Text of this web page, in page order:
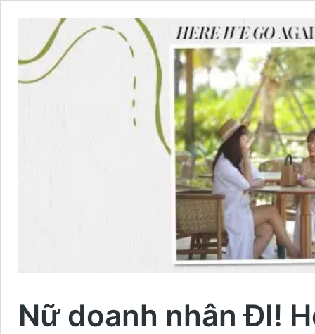
Nữ doanh nhân ĐI!